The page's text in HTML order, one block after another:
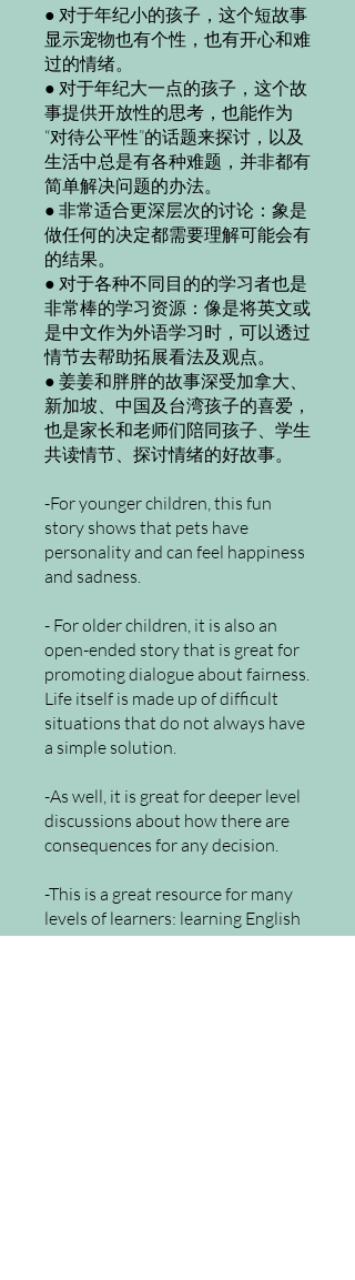
● 对于年纪小的孩子，这个短故事
显示宠物也有个性，也有开心和难
过的情绪。
● 对于年纪大一点的孩子，这个故
事提供开放性的思考，也能作为
“对待公平性”的话题来探讨，以及
生活中总是有各种难题，并非都有
简单解决问题的办法。
● 非常适合更深层次的讨论：象是
做任何的决定都需要理解可能会有
的结果。
● 对于各种不同目的的学习者也是
非常棒的学习资源：像是将英文或
是中文作为外语学习时，可以透过
情节去帮助拓展看法及观点。
● 姜姜和胖胖的故事深受加拿大、
新加坡、中国及台湾孩子的喜爱，
也是家长和老师们陪同孩子、学生
共读情节、探讨情绪的好故事。
-For younger children, this fun
story shows that pets have
personality and can feel happiness
and sadness.
- For older children, it is also an
open-ended story that is great for
promoting dialogue about fairness.
Life itself is made up of difficult
situations that do not always have
a simple solution.
-As well, it is great for deeper level
discussions about how there are
consequences for any decision.
-This is a great resource for many
levels of learners: learning English
or Chinese as a foreign language